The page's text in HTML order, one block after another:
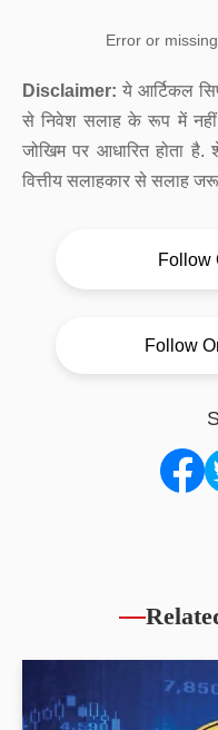
Error or
Disclaimer: ये आर्टिकल
से निवेश सलाह के रूप में नहीं
जोखिम पर आधारित होता
वित्तीय सलाहकार से सलाह
Follow
Follow